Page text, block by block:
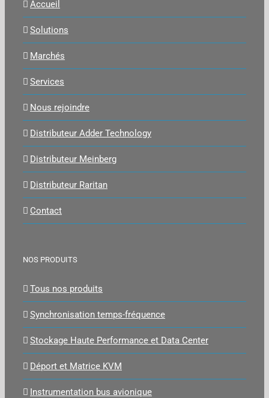
Accueil
Solutions
Marchés
Services
Nous rejoindre
Distributeur Adder Technology
Distributeur Meinberg
Distributeur Raritan
Contact
NOS PRODUITS
Tous nos produits
Synchronisation temps-fréquence
Stockage Haute Performance et Data Center
Déport et Matrice KVM
Instrumentation bus avionique